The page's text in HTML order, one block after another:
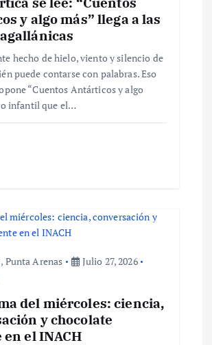
y algo más” llega a las
hecho de hielo, viento y silencio de
puede contarse con palabras. Eso
“Cuentos Antárticos y algo
infantil que el…
, Punta Arenas
Julio 27, 2026
del miércoles: ciencia,
y chocolate
el INACH